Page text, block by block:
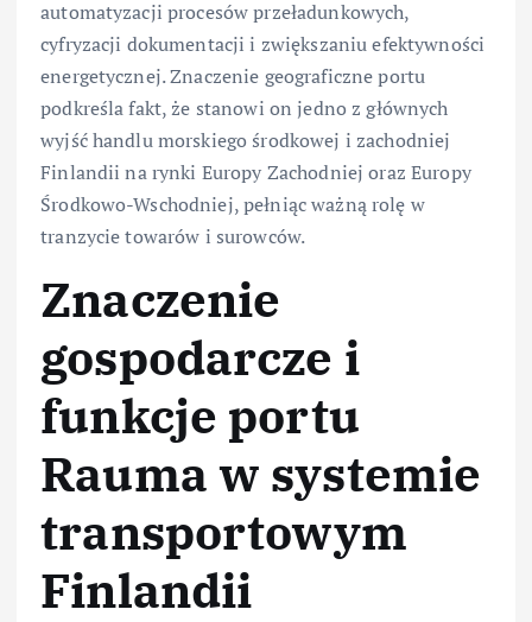
automatyzacji procesów przeładunkowych,
cyfryzacji dokumentacji i zwiększaniu efektywności
energetycznej. Znaczenie geograficzne portu
podkreśla fakt, że stanowi on jedno z głównych
wyjść handlu morskiego środkowej i zachodniej
Finlandii na rynki Europy Zachodniej oraz Europy
Środkowo-Wschodniej, pełniąc ważną rolę w
tranzycie towarów i surowców.
Znaczenie
gospodarcze i
funkcje portu
Rauma w systemie
transportowym
Finlandii